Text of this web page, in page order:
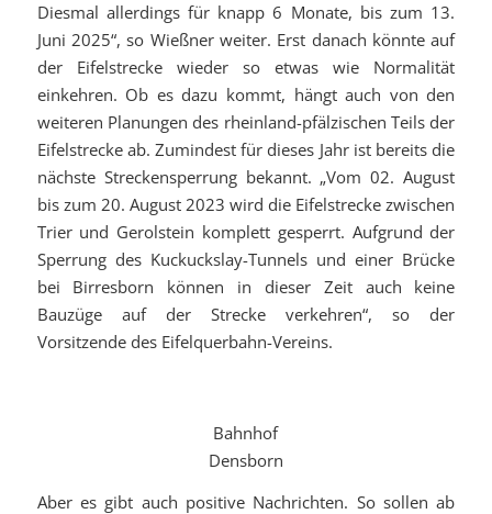
Diesmal allerdings für knapp 6 Monate, bis zum 13.
Juni 2025“, so Wießner weiter. Erst danach könnte auf
der Eifelstrecke wieder so etwas wie Normalität
einkehren. Ob es dazu kommt, hängt auch von den
weiteren Planungen des rheinland-pfälzischen Teils der
Eifelstrecke ab. Zumindest für dieses Jahr ist bereits die
nächste Streckensperrung bekannt. „Vom 02. August
bis zum 20. August 2023 wird die Eifelstrecke zwischen
Trier und Gerolstein komplett gesperrt. Aufgrund der
Sperrung des Kuckuckslay-Tunnels und einer Brücke
bei Birresborn können in dieser Zeit auch keine
Bauzüge auf der Strecke verkehren“, so der
Vorsitzende des Eifelquerbahn-Vereins.
Bahnhof
Densborn
Aber es gibt auch positive Nachrichten. So sollen ab